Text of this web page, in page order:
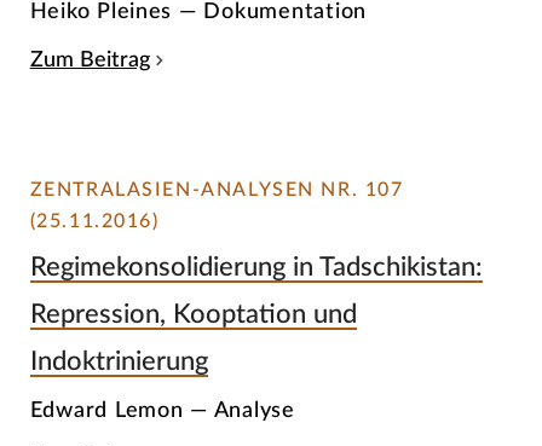
Heiko Pleines — Dokumentation
Zum Beitrag
ZENTRALASIEN-ANALYSEN NR. 107
(25.11.2016)
Regimekonsolidierung in Tadschikistan:
Repression, Kooptation und
Indoktrinierung
Edward Lemon — Analyse